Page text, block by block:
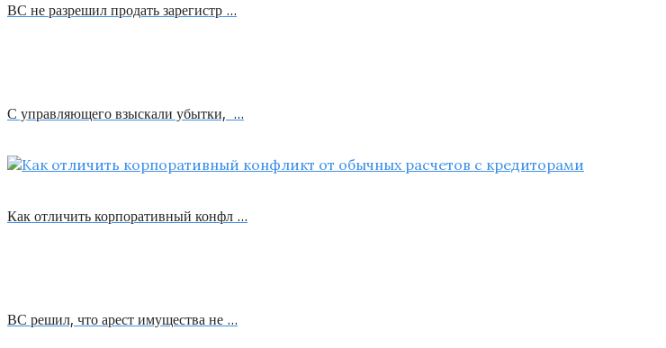
ВС не разрешил продать зарегистр …
С управляющего взыскали убытки, …
Как отличить корпоративный конфл …
ВС решил, что арест имущества не …